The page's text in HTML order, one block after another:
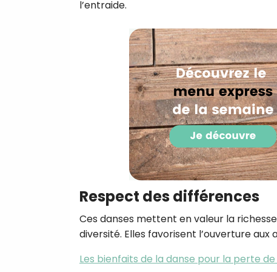
l’entraide.
Respect des différences
Ces danses mettent en valeur la
diversité. Elles favorisent l’ouverture
Les bienfaits de la danse pour la perte